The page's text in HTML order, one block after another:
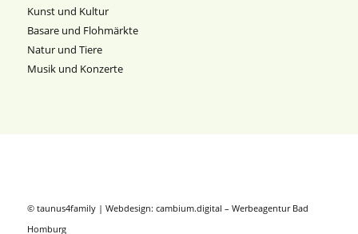
Kunst und Kultur
Basare und Flohmärkte
Natur und Tiere
Musik und Konzerte
© taunus4family | Webdesign: cambium.digital – Werbeagentur Bad
Homburg